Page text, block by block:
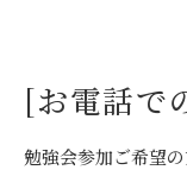
[お電話で
勉強会参加ご希望